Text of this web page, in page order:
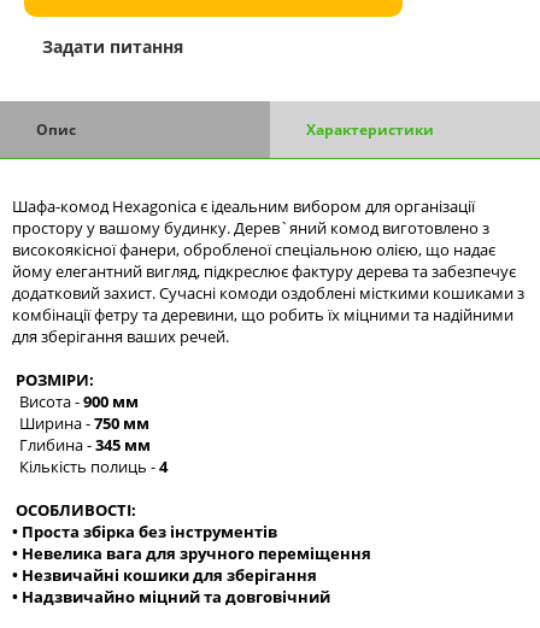
Задати питання
Опис Характеристики
Шафа-комод Hexagonica є ідеальним вибором для організації
простору у вашому будинку. Дерев`яний комод виготовлено з
високоякісної фанери, обробленої спеціальною олією, що надає
йому елегантний вигляд, підкреслює фактуру дерева та забезпечує
додатковий захист. Сучасні комоди оздоблені місткими кошиками з
комбінації фетру та деревини, що робить їх міцними та надійними
для зберігання ваших речей.
РОЗМІРИ:
Висота -900 мм
Ширина -750 мм
Глибина -345 мм
Кількість полиць -4
ОСОБЛИВОСТІ:
• Проста збірка без інструментів
• Невелика вага для зручного переміщення
• Незвичайні кошики для зберігання
• Надзвичайно міцний та довговічний